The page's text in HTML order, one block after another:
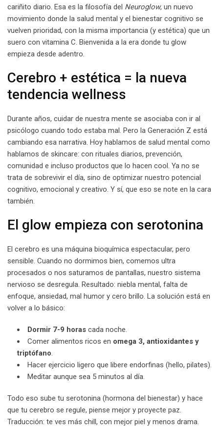
cariñito diario. Esa es la filosofía del Neuroglow, un nuevo
movimiento donde la salud mental y el bienestar cognitivo se
vuelven prioridad, con la misma importancia (y estética) que un
suero con vitamina C. Bienvenida a la era donde tu glow
empieza desde adentro.
Cerebro + estética = la nueva
tendencia wellness
Durante años, cuidar de nuestra mente se asociaba con ir al
psicólogo cuando todo estaba mal. Pero la Generación Z está
cambiando esa narrativa. Hoy hablamos de salud mental como
hablamos de skincare: con rituales diarios, prevención,
comunidad e incluso productos que lo hacen cool. Ya no se
trata de sobrevivir el día, sino de optimizar nuestro potencial
cognitivo, emocional y creativo. Y sí, que eso se note en la cara
también.
El glow empieza con serotonina
El cerebro es una máquina bioquímica espectacular, pero
sensible. Cuando no dormimos bien, comemos ultra
procesados o nos saturamos de pantallas, nuestro sistema
nervioso se desregula. Resultado: niebla mental, falta de
enfoque, ansiedad, mal humor y cero brillo. La solución está en
volver a lo básico:
Dormir 7-9 horas cada noche.
Comer alimentos ricos en omega 3, antioxidantes y
triptófano.
Hacer ejercicio ligero que libere endorfinas (hello, pilates).
Meditar aunque sea 5 minutos al día.
Todo eso sube tu serotonina (hormona del bienestar) y hace
que tu cerebro se regule, piense mejor y proyecte paz.
Traducción: te ves más chill, con mejor piel y menos drama.